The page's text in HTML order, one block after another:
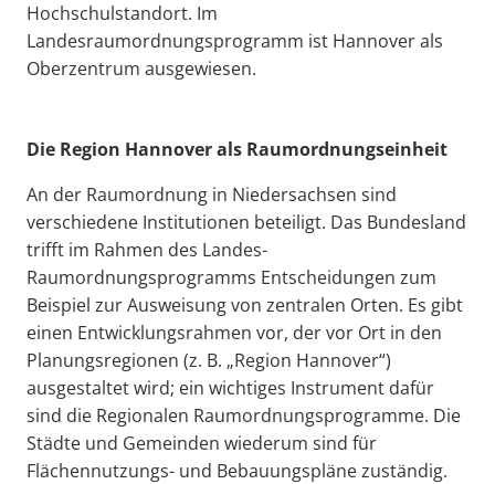
Hochschulstandort. Im
Landesraumordnungsprogramm ist Hannover als
Oberzentrum ausgewiesen.
Die Region Hannover als Raumordnungseinheit
An der Raumordnung in Niedersachsen sind
verschiedene Institutionen beteiligt. Das Bundesland
trifft im Rahmen des Landes-
Raumordnungsprogramms Entscheidungen zum
Beispiel zur Ausweisung von zentralen Orten. Es gibt
einen Entwicklungsrahmen vor, der vor Ort in den
Planungsregionen (z. B. „Region Hannover“)
ausgestaltet wird; ein wichtiges Instrument dafür
sind die Regionalen Raumordnungsprogramme. Die
Städte und Gemeinden wiederum sind für
Flächennutzungs- und Bebauungspläne zuständig.